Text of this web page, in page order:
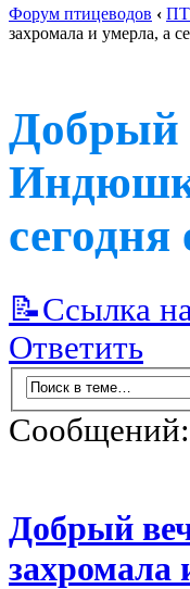
Форум птицеводов ‹
захромала и умерла, а
Добрый
📝Ссылка
Ответить
Сообщений:
Добрый
захромала